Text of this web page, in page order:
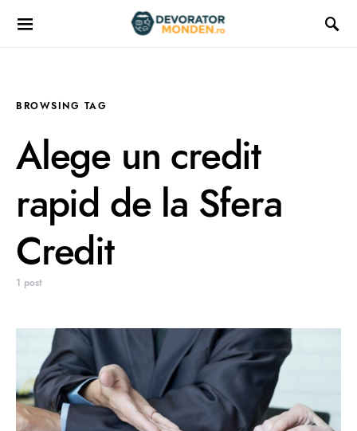
BROWSING TAG
Alege un credit
rapid de la Sfera
Credit
1 post